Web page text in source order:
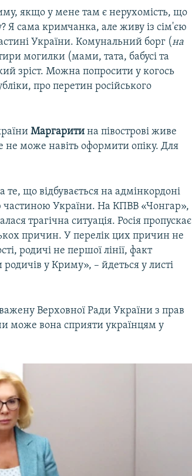
якщо у мене там є нерухомість, що
Я сама кримчанка, але живу із сім'єю
України. Комунальний борг (на
могилки (мами, тата, бабусі та
зріст. Можна попросити у когось
про перетин російського
Маргарити на півострові живе
не може навіть оформити опіку. Для
що відбувається на адмінкордоні
України. На КПВВ «Чонгар»,
трагічна ситуація. Росія пропускає
причин. У перелік цих причин не
родичі не першої лінії, факт
у Криму», – йдеться у листі
Верховної Ради України з прав
може вона сприяти українцям у